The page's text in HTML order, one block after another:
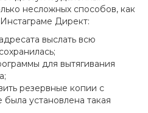
несложных способов, как
Директ:
выслать всю
для вытягивания
резервные копии с
установлена такая